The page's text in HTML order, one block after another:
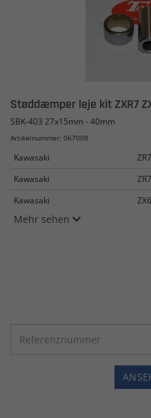
Støddæmper leje kit ZXR7
SBK-403 27x15mm - 40mm
Artikelnummer: 067008
Kawasaki
Kawasaki
Kawasaki
Mehr sehen